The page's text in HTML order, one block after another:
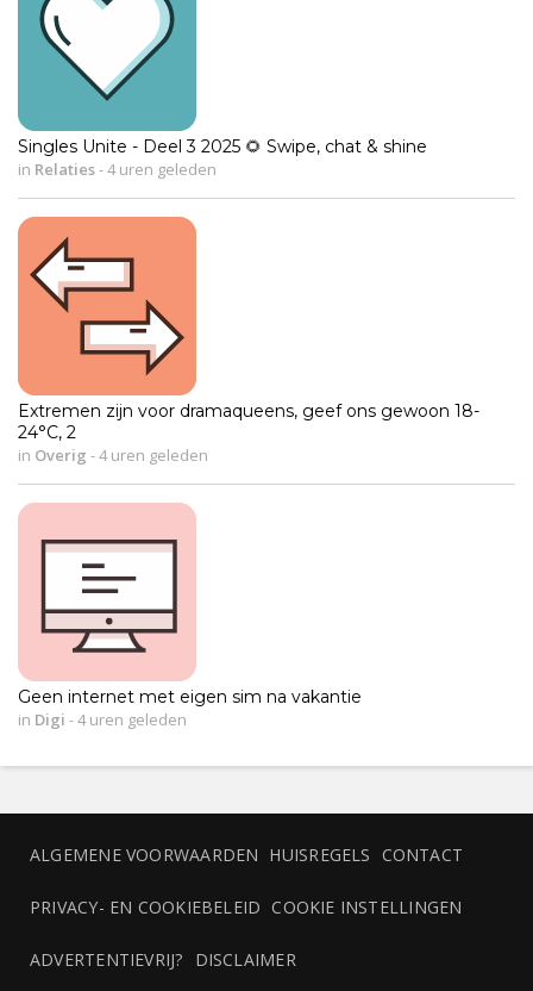
Singles Unite - Deel 3 2025 🌻 Swipe, chat & shine
in Relaties-4 uren geleden
Extremen zijn voor dramaqueens, geef ons gewoon 18-
24°C, 2
in Overig -4 uren geleden
Geen internet met eigen sim na vakantie
in Digi -4 uren geleden
ALGEMENE VOORWAARDEN HUISREGELS CONTACT
PRIVACY- EN COOKIEBELEID COOKIE INSTELLINGEN
ADVERTENTIEVRIJ? DISCLAIMER